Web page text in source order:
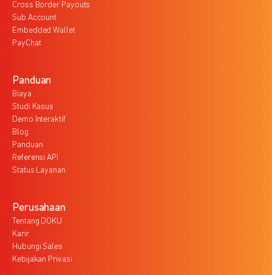
Cross Border Payouts
Sub Account
Embedded Wallet
PayChat
Panduan
Biaya
Studi Kasus
Demo Interaktif
Blog
Panduan
Referensi API
Status Layanan
Perusahaan
Tentang DOKU
Karir
Hubungi Sales
Kebijakan Privasi